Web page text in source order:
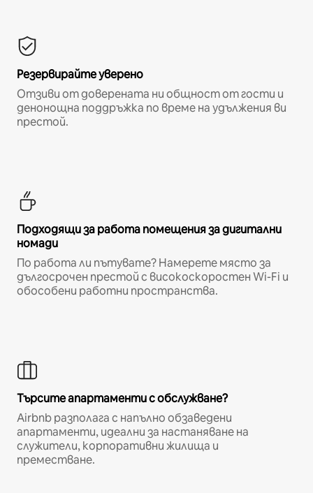
Резервирайте уверено
Отзиви от доверената ни общност от гости и
денонощна поддръжка по време на удължения ви
престой.
Подходящи за работа помещения за дигитални
номади
По работа ли пътувате? Намерете място за
дългосрочен престой с високоскоростен Wi-Fi и
обособени работни пространства.
Търсите апартаменти с обслужване?
Airbnb разполага с напълно обзаведени
апартаменти, идеални за настаняване на
служители, корпоративни жилища и
преместване.